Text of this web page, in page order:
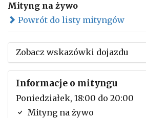
Mityng na żywo
Powrót do listy mityngów
Zobacz wskazówki dojazdu
Informacje o mityngu
Poniedziałek, 18:00 do 20:00
Mityng na żywo